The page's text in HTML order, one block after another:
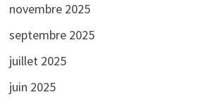
novembre 2025
septembre 2025
juillet 2025
juin 2025